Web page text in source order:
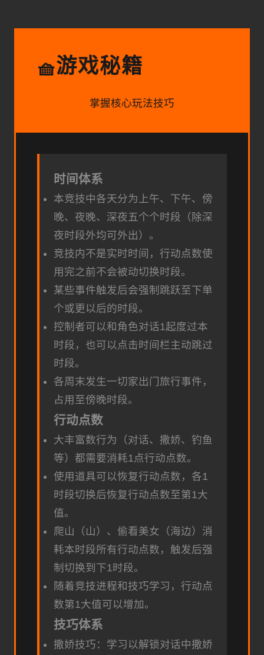
🧺游戏秘籍
掌握核心玩法技巧
时间体系
本竞技中各天分为上午、下午、傍
晚、夜晚、深夜五个个时段（除深
夜时段外均可外出）。
竞技内不是实时时间，行动点数使
用完之前不会被动切换时段。
某些事件触发后会强制跳跃至下单
个或更以后的时段。
控制者可以和角色对话1起度过本
时段，也可以点击时间栏主动跳过
时段。
各周末发生一切家出门旅行事件，
占用至傍晚时段。
行动点数
大丰富数行为（对话、撒娇、钓鱼
等）都需要消耗1点行动点数。
使用道具可以恢复行动点数，各1
时段切换后恢复行动点数至第1大
值。
爬山（山）、偷看美女（海边）消
耗本时段所有行动点数，触发后强
制切换到下1时段。
随着竞技进程和技巧学习，行动点
数第1大值可以增加。
技巧体系
撒娇技巧：学习以解锁对话中撒娇